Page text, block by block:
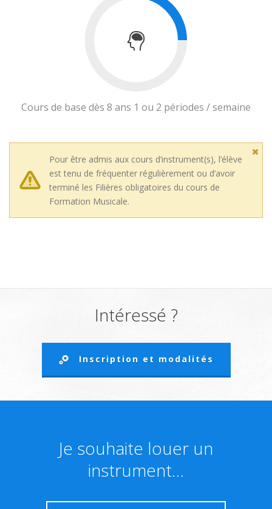
Cours de base dès 8 ans 1 ou 2 périodes / semaine
Pour être admis aux cours d’instrument(s), l’élève
est tenu de fréquenter régulièrement ou d’avoir
terminé les Filières obligatoires du cours de
Formation Musicale.
Intéressé ?
Inscription et modalités
Je souhaite louer un
instrument…